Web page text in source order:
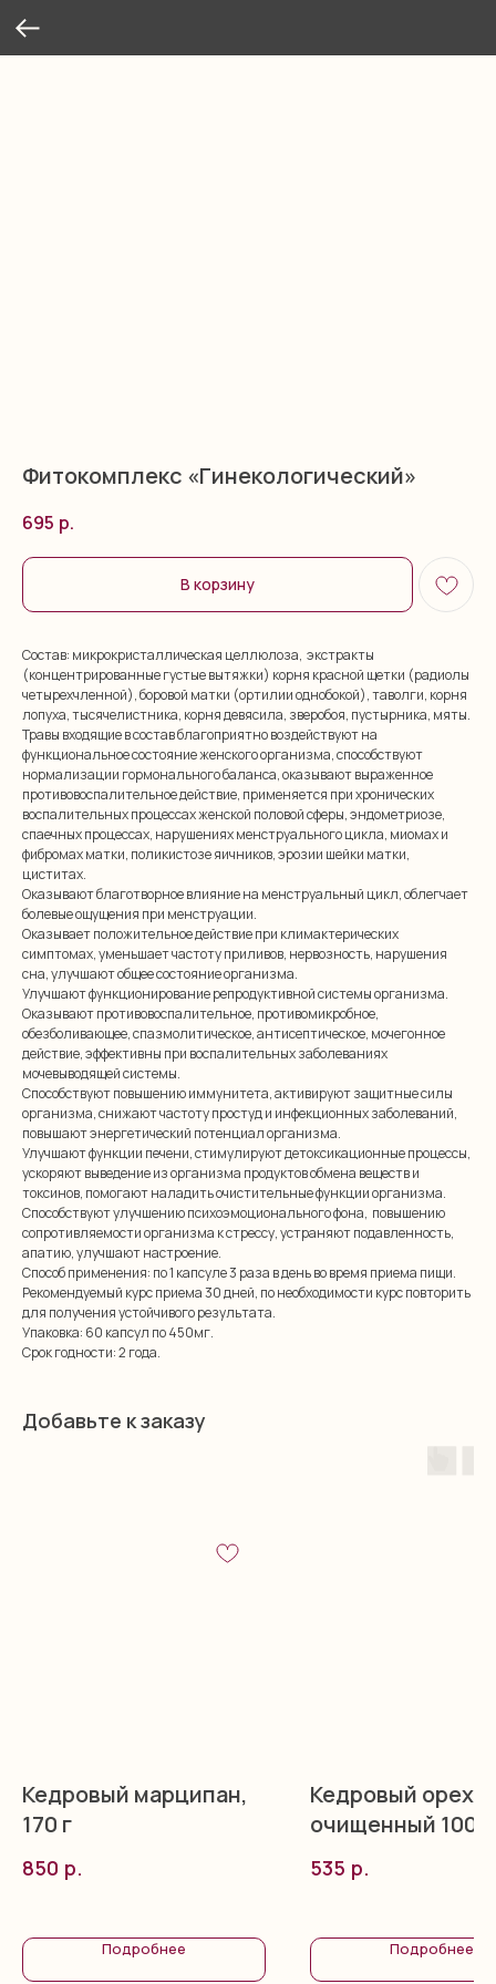
Фитокомплекс «Гинекологический»
695 р.
В корзину
Состав: микрокристаллическая целлюлоза, экстракты
(концентрированные густые вытяжки) корня красной щетки (радиолы
четырехчленной), боровой матки (ортилии однобокой), таволги, корня
лопуха, тысячелистника, корня девясила, зверобоя, пустырника, мяты.
Травы входящие в состав благоприятно воздействуют на
функциональное состояние женского организма, способствуют
нормализации гормонального баланса, оказывают выраженное
противовоспалительное действие, применяется при хронических
воспалительных процессах женской половой сферы, эндометриозе,
спаечных процессах, нарушениях менструального цикла, миомах и
фибромах матки, поликистозе яичников, эрозии шейки матки,
циститах.
Оказывают благотворное влияние на менструальный цикл, облегчает
болевые ощущения при менструации.
Оказывает положительное действие при климактерических
симптомах, уменьшает частоту приливов, нервозность, нарушения
сна, улучшают общее состояние организма.
Улучшают функционирование репродуктивной системы организма.
Оказывают противовоспалительное, противомикробное,
обезболивающее, спазмолитическое, антисептическое, мочегонное
действие, эффективны при воспалительных заболеваниях
мочевыводящей системы.
Способствуют повышению иммунитета, активируют защитные силы
организма, снижают частоту простуд и инфекционных заболеваний,
повышают энергетический потенциал организма.
Улучшают функции печени, стимулируют детоксикационные процессы,
ускоряют выведение из организма продуктов обмена веществ и
токсинов, помогают наладить очистительные функции организма.
Способствуют улучшению психоэмоционального фона, повышению
сопротивляемости организма к стрессу, устраняют подавленность,
апатию, улучшают настроение.
Способ применения: по 1 капсуле 3 раза в день во время приема пищи.
Рекомендуемый курс приема 30 дней, по необходимости курс повторить
для получения устойчивого результата.
Упаковка: 60 капсул по 450мг.
Срок годности: 2 года.
Добавьте к заказу
Кедровый марципан,
170 г
850 р.
Подробнее
Кедровый орех
очищенный 100 г
535 р.
Подробнее